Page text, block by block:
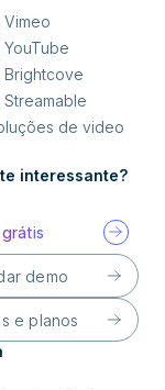
Vimeo
Brightcove
Streamable
de video
interessante?
demo
e planos